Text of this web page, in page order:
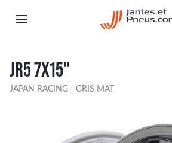
JR5 7X15"
JAPAN RACING - GRIS MAT